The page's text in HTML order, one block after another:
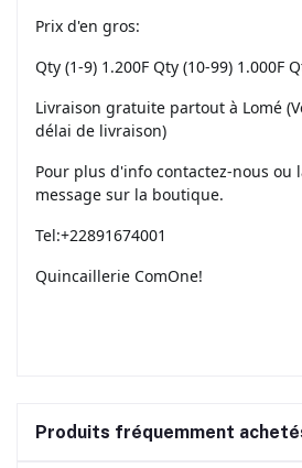
Prix d'en gros:
Qty (1-9) 1.200F Qty (10-99) 1.000F
Livraison gratuite partout à Lomé
délai de livraison)
Pour plus d'info contactez-nous ou
message sur la boutique.
Tel:+22891674001
Quincaillerie ComOne!
Produits fréquemment